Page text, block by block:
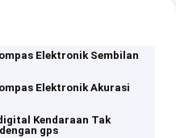
Elektronik Sembilan
Elektronik Akurasi
Kendaraan Tak
gps